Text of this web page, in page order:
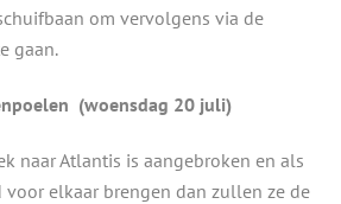
om vervolgens via de
gaan.
(woensdag 20 juli)
naar Atlantis is aangebroken en als
elkaar brengen dan zullen ze de